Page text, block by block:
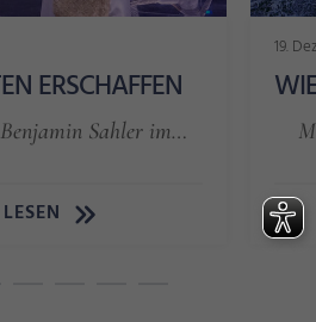
ERSCHAFFEN
Sahler im…
19.